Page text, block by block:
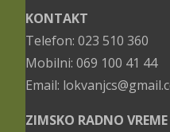
KONTAKT
Telefon: 023 510 360
Mobilni: 069 100 41 44
Email:
ZIMSKO RADNO VREME